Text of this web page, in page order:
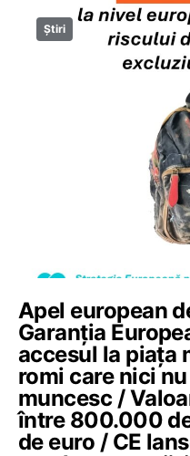
Știri
Apel european
Garanția
accesul la piața
romi care nici
muncesc /
între 800.000
de euro / CE